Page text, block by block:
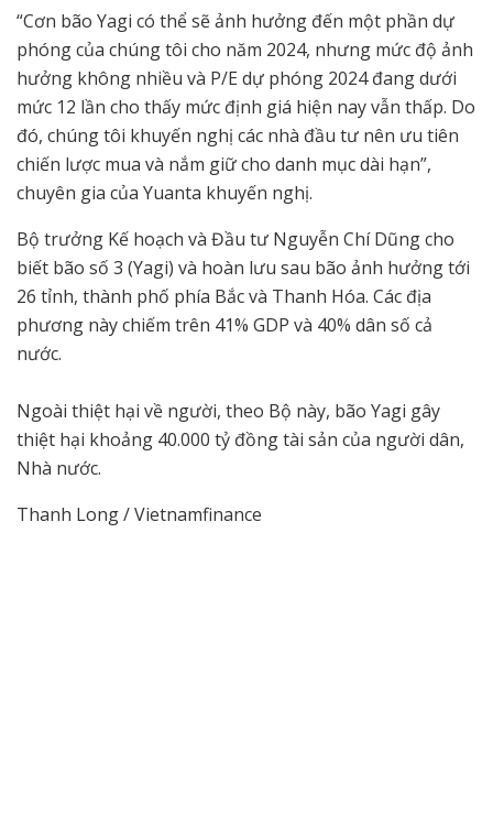
“Cơn bão Yagi có thể sẽ ảnh hưởng đến một phần dự
phóng của chúng tôi cho năm 2024, nhưng mức độ ảnh
hưởng không nhiều và P/E dự phóng 2024 đang dưới
mức 12 lần cho thấy mức định giá hiện nay vẫn thấp. Do
đó, chúng tôi khuyến nghị các nhà đầu tư nên ưu tiên
chiến lược mua và nắm giữ cho danh mục dài hạn”,
chuyên gia của Yuanta khuyến nghị.
Bộ trưởng Kế hoạch và Đầu tư Nguyễn Chí Dũng cho
biết bão số 3 (Yagi) và hoàn lưu sau bão ảnh hưởng tới
26 tỉnh, thành phố phía Bắc và Thanh Hóa. Các địa
phương này chiếm trên 41% GDP và 40% dân số cả
nước.
Ngoài thiệt hại về người, theo Bộ này, bão Yagi gây
thiệt hại khoảng 40.000 tỷ đồng tài sản của người dân,
Nhà nước.
Thanh Long / Vietnamfinance